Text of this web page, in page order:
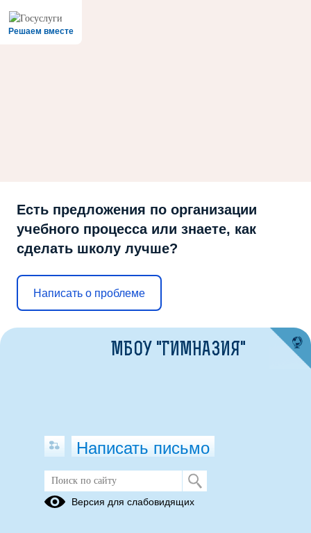
Решаем вместе
Есть предложения по организации
учебного процесса или знаете, как
сделать школу лучше?
Написать о проблеме
География
МБОУ "ГИМНАЗИЯ"
Написать письмо
Версия для слабовидящих